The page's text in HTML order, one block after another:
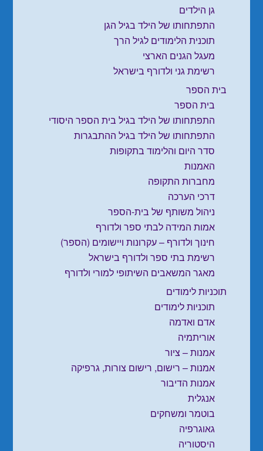
גן הילדים
התפתחותו של הילד בגיל הגן
תוכנית הלימודים לגיל הרך
מעגל הגנים הארצי
רשימת גני ולדורף בישראל
בית הספר
בית הספר
התפתחותו של הילד בגיל בית הספר היסודי
התפתחותו של הילד בגיל ההתבגרות
סדר היום והלימוד בתקופות
האמנות
מחברות התקופה
דרכי הערכה
ניהול משותף של בית-הספר
אמות המידה לבתי ספר ולדורף
חינוך ולדורף – עקרונות ויישומים (הספר)
רשימת בתי ספר ולדורף בישראל
מאגר המשאבים השיתופי למורי ולדורף
תוכניות לימודים
תוכניות לימודים
אדם ואדמה
אוריתמיה
אמנות – ציור
אמנות – רישום, רישום צורות, גרפיקה
אמנות הדיבור
אנגלית
בוטמר ומשחקים
גאוגרפיה
היסטוריה